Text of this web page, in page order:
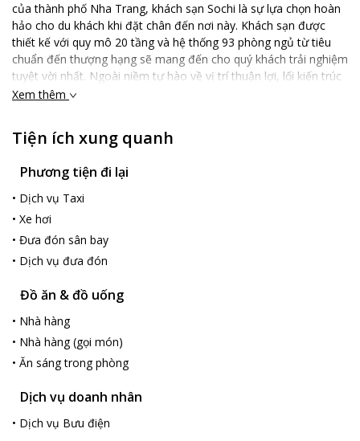
của thành phố Nha Trang, khách sạn Sochi là sự lựa chọn hoàn
hảo cho du khách khi đặt chân đến nơi này. Khách sạn được
thiết kế với quy mô 20 tầng và hệ thống 93 phòng ngủ từ tiêu
chuẩn đến thượng hạng sẽ mang đến cho quý khách trải nghiệm
tuyệt vời nhất. Ngoài niềm tự hào về vị trí thuận lợi, lối kiến trúc
riêng tư thanh lịch, các phòng ngủ đều được trang bị nội thất
không gian yên lặng riêng biệt. Ngoài dịch vụ lưu trú, khách sạn
phòng tập Gym, nhà hàng cao cấp - đem đến cho Quý khách
những giây phút thoải mái và ấn tượng khi lưu trú tại đây. Đến
với Khách sạn Sochi, Quý khách sẽ có những ấn tượng khó quên
không chỉ bởi vẻ đẹp về kiến trúc, sự tiện nghi hạng nhất mà còn
bởi sự phục vụ nhiệt tình, chu đáo của đội ngũ nhân viên khách
sạn. Khách sạn Sochi mong muốn sẽ là địa chỉ tin cậy khi quý
Xem thêm
Tiện ích xung quanh
Phương tiện đi lại
• Dịch vụ Taxi
• Xe hơi
• Đưa đón sân bay
• Dịch vụ đưa đón
Đồ ăn & đồ uống
• Nhà hàng
• Nhà hàng (gọi món)
• Ăn sáng trong phòng
Dịch vụ doanh nhân
• Dịch vụ Bưu điện